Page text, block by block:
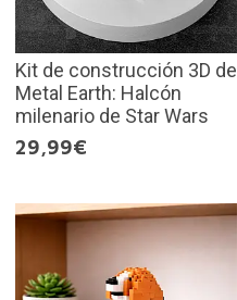
Kit de construcción 3D de
Metal Earth: Halcón
milenario de Star Wars
29,99€